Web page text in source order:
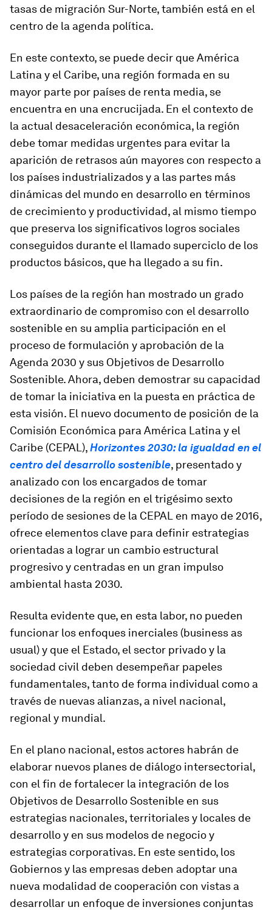
tasas de migración Sur-Norte, también está en el
centro de la agenda política.
En este contexto, se puede decir que América
Latina y el Caribe, una región formada en su
mayor parte por países de renta media, se
encuentra en una encrucijada. En el contexto de
la actual desaceleración económica, la región
debe tomar medidas urgentes para evitar la
aparición de retrasos aún mayores con respecto a
los países industrializados y a las partes más
dinámicas del mundo en desarrollo en términos
de crecimiento y productividad, al mismo tiempo
que preserva los significativos logros sociales
conseguidos durante el llamado superciclo de los
productos básicos, que ha llegado a su fin.
Los países de la región han mostrado un grado
extraordinario de compromiso con el desarrollo
sostenible en su amplia participación en el
proceso de formulación y aprobación de la
Agenda 2030 y sus Objetivos de Desarrollo
Sostenible. Ahora, deben demostrar su capacidad
de tomar la iniciativa en la puesta en práctica de
esta visión. El nuevo documento de posición de la
Comisión Económica para América Latina y el
Caribe (CEPAL),Horizontes 2030: la igualdad en el
centro del desarrollo sostenible, presentado y
analizado con los encargados de tomar
decisiones de la región en el trigésimo sexto
período de sesiones de la CEPAL en mayo de 2016,
ofrece elementos clave para definir estrategias
orientadas a lograr un cambio estructural
progresivo y centradas en un gran impulso
ambiental hasta 2030.
Resulta evidente que, en esta labor, no pueden
funcionar los enfoques inerciales (business as
usual) y que el Estado, el sector privado y la
sociedad civil deben desempeñar papeles
fundamentales, tanto de forma individual como a
través de nuevas alianzas, a nivel nacional,
regional y mundial.
En el plano nacional, estos actores habrán de
elaborar nuevos planes de diálogo intersectorial,
con el fin de fortalecer la integración de los
Objetivos de Desarrollo Sostenible en sus
estrategias nacionales, territoriales y locales de
desarrollo y en sus modelos de negocio y
estrategias corporativas. En este sentido, los
Gobiernos y las empresas deben adoptar una
nueva modalidad de cooperación con vistas a
desarrollar un enfoque de inversiones conjuntas